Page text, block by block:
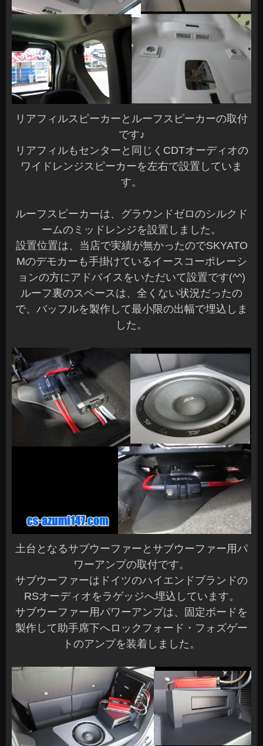
リアフィルスピーカーとルーフスピーカーの取付
です♪
リアフィルもセンターと同じくCDTオーディオの
ワイドレンジスピーカーを左右で設置していま
す。
ルーフスピーカーは、グラウンドゼロのシルクド
ームのミッドレンジを設置しました。
設置位置は、当店で実績が無かったのでSKYATO
Mのデモカーも手掛けているイースコーポレーシ
ョンの方にアドバイスをいただいて設置です(^^)
ルーフ裏のスペースは、全くない状況だったの
で、バッフルを製作して最小限の出幅で埋込しま
した。
土台となるサブウーファーとサブウーファー用パ
ワーアンプの取付です。
サブウーファーはドイツのハイエンドブランドの
RSオーディオをラゲッジへ埋込しています。
サブウーファー用パワーアンプは、固定ボードを
製作して助手席下へロックフォード・フォズゲー
トのアンプを装着しました。